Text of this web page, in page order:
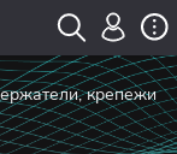
крепежи